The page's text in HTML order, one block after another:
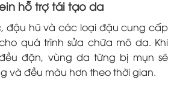
hỗ trợ tái tạo da
đậu hũ và các loại đậu cung cấp
quá trình sửa chữa mô da. Khi
đặn, vùng da từng bị mụn sẽ
và đều màu hơn theo thời gian.